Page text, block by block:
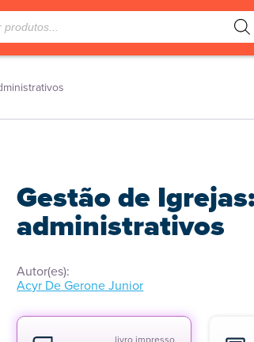
Gestão de
administrativos
Autor(es):
Acyr De Gerone Junior
livro impresso